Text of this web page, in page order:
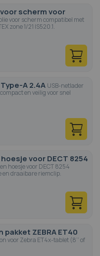
scherm voor
voor scherm compatibel met
zone 1/21 IS520.1.
A 2.4A USB-netlader
en veilig voor snel
voor DECT 8254
hoesje voor DECT 8254
en draaibare riemclip.
ZEBRA ET40
voor Zebra ET4x-tablet (8’’ of